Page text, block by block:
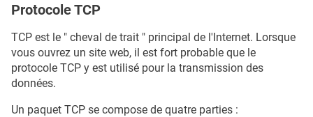
Protocole TCP
TCP est le " cheval de trait " principal de l'Internet. Lorsque
vous ouvrez un site web, il est fort probable que le
protocole TCP y est utilisé pour la transmission des
données.
Un paquet TCP se compose de quatre parties :